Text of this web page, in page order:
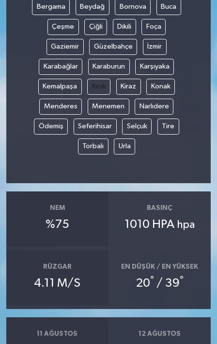
Bergama Beydağ Bornova Buca
Çeşme Çiğli Dikili Foça
Gaziemir Güzelbahçe İzmir
Karabağlar Karaburun Karşıyaka
Kemalpaşa Kınık Kiraz Konak
Menderes Menemen Narlıdere
Ödemiş Seferihisar Selçuk Tire
Torbalı Urla
NEM
%75
BASINÇ
1010 HPA hpa
RÜZGAR
4.11 M/S
EN DÜŞÜK / EN YÜKSEK
20° / 39°
11 AĞUSTOS 12 AĞUSTOS